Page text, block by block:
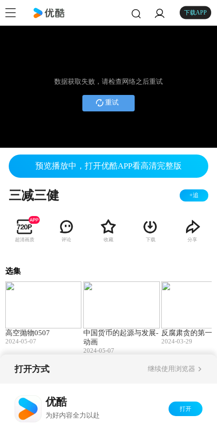
下载APP
数据获取失败，请检查网络之后重试
重试
预览播放中，打开优酷APP看高清完整版
三减三健 +追
超清画质 评论 收藏 下载 分享
选集
高空抛物0507
2024-05-07
中国货币的起源与发展-
动画
2024-05-07
反腐肃贪的第一
2024-03-29
打开方式 继续使用浏览器
优酷
为好内容全力以赴
打开